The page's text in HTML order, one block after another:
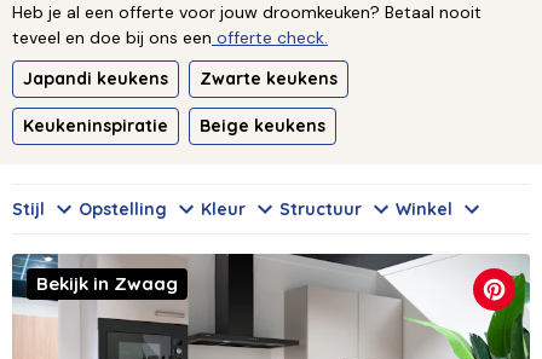
Heb je al een offerte voor jouw droomkeuken? Betaal nooit
teveel en doe bij ons een offerte check.
Japandi keukens
Zwarte keukens
Keukeninspiratie Beige keukens
Stijl Opstelling Kleur Structuur Winkel
Bekijk in Zwaag